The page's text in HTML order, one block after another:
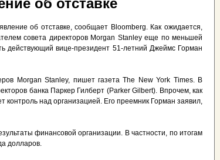
об отставке
об отставке, сообщает Bloomberg. Как ожидается,
совета директоров Morgan Stanley еще по меньшей
действующий вице-президент 51-летний Джеймс Горман
Morgan Stanley, пишет газета The New York Times. В
банка Паркер Гилберт (Parker Gilbert). Впрочем, как
контроль над организацией. Его преемник Горман заявил,
финансовой организации. В частности, по итогам
долларов.